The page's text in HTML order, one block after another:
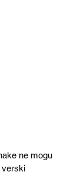
ne mogu
verski